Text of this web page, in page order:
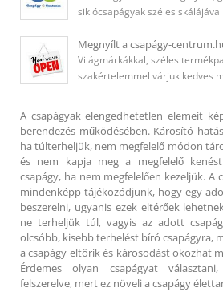
siklócsapágyak széles
Megnyílt a csapágy-
Világmárkákkal, széles
szakértelemmel várjuk kedves
A csapágyak elengedhetetlen elemeit
berendezés működésében. Károsító
ha túlterheljük, nem megfelelő módon
és nem kapja meg a megfelelő
csapágy, ha nem megfelelően kezeljük. A
mindenképp tájékozódjunk, hogy egy
beszerelni, ugyanis ezek eltérőek
ne terheljük túl, vagyis az adott
olcsóbb, kisebb terhelést bíró csapágyra,
a csapágy eltörik és károsodást okozhat
Érdemes olyan csapágyat
felszerelve, mert ez növeli a csapágy